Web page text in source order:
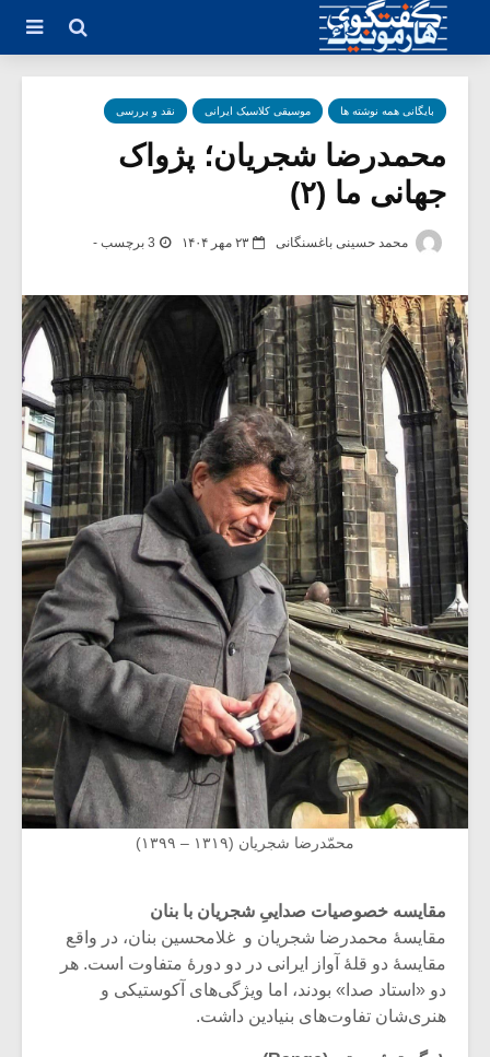
بایگانی همه نوشته ها موسیقی کلاسیک ایرانی نقد و بررسی
محمدرضا شجریان؛ پژواک
جهانی ما (۲)
محمد حسینی باغسنگانی ۲۳ مهر ۱۴۰۴ 3 برچسب -
محمّدرضا شجریان (۱۳۱۹ – ۱۳۹۹)
مقایسه خصوصیات صداییِ شجریان با بنان
مقایسهٔ محمدرضا شجریان و غلامحسین بنان، در واقع
مقایسهٔ دو قلهٔ آواز ایرانی در دو دورهٔ متفاوت است. هر
دو «استاد صدا» بودند، اما ویژگی‌های آکوستیکی و
هنری‌شان تفاوت‌های بنیادین داشت.